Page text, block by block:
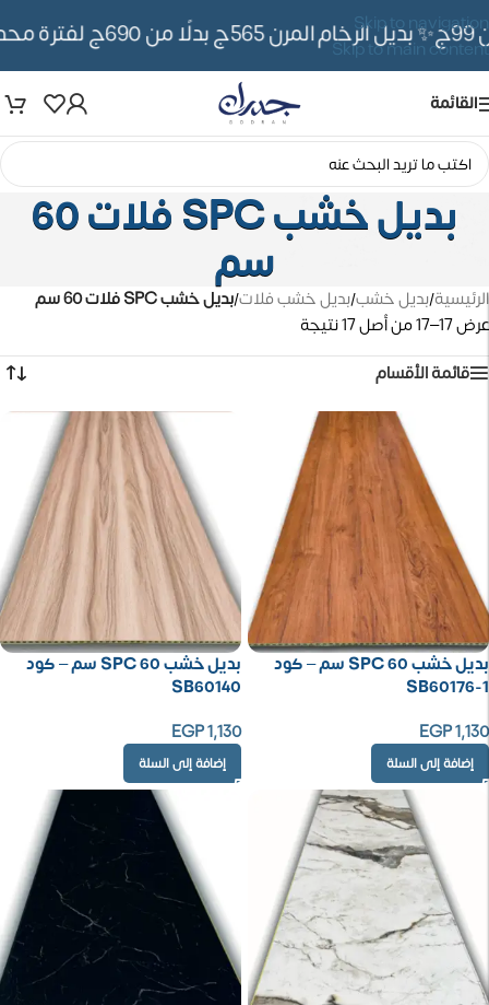
Skip to navigation
Skip to main content
✨ بديل الرخام المرن 565ج بدلًا من 690ج لفترة محدوده
القائمة
بديل خشب SPC فلات 60
سم
الرئيسية/بديل خشب/بديل خشب فلات/بديل خشب SPC فلات 60 سم
عرض 17–17 من أصل 17 نتيجة
قائمة الأقسام
بديل خشب SPC 60 سم – كود
SB60176-1
EGP1,130
إضافة إلى السلة
بديل خشب SPC 60 سم – كود
SB60140
EGP1,130
إضافة إلى السلة